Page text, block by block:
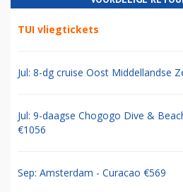
TUI vliegtickets
Jul: 8-dg cruise Oost Middellandse
Jul: 9-daagse Chogogo Dive &
€1056
Sep: Amsterdam - Curacao €569